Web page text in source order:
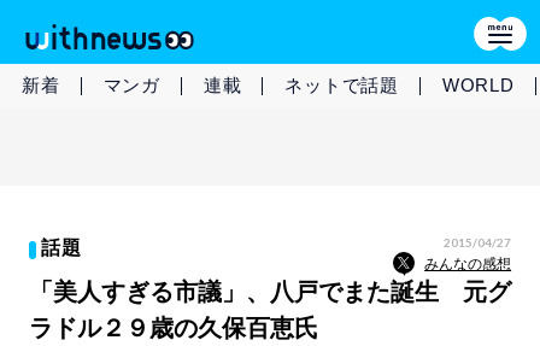
新着 マンガ 連載 ネットで話題 WORLD
話題 2015/04/27
みんなの感想
「美人すぎる市議」、八戸でまた誕生 元グ
ラドル２９歳の久保百恵氏